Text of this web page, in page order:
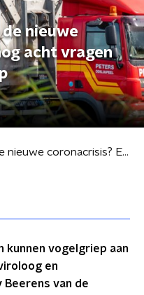
nieuwe
acht vragen
Wordt vogelgriep de nieuwe coronacrisis? En nog acht vragen over de vogelgriep
kunnen vogelgriep aan
en
van de